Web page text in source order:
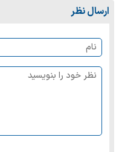
ارسال نظر